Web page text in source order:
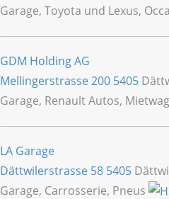
Garage, Toyota und Lexus,
GDM Holding AG
Mellingerstrasse 200 5405
Garage, Renault Autos,
LA Garage
Dättwilerstrasse 58 5405
Garage, Carrosserie, Pneus